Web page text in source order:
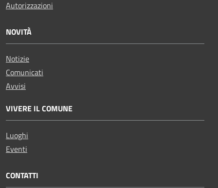
Autorizzazioni
NOVITÀ
Notizie
Comunicati
Avvisi
VIVERE IL COMUNE
Luoghi
Eventi
CONTATTI